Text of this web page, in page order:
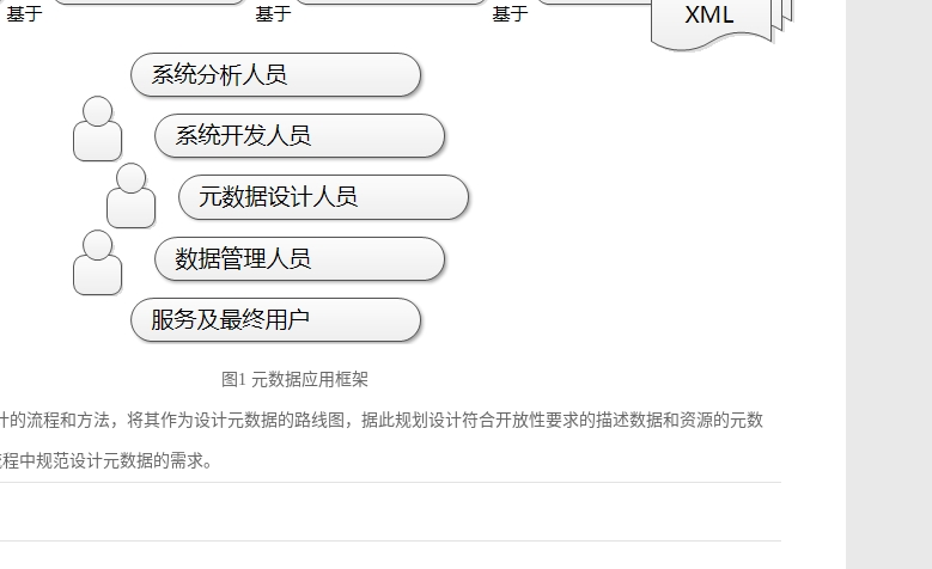
图1 元数据应用框架
的流程和方法，将其作为设计元数据的路线图，据此规划设计符合开放性要求的描述数据和资源的元数
中规范设计元数据的需求。